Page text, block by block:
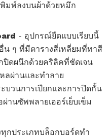
มพ์ลงบนผ้าด้วยหมึก
- อุปกรณ์ยืดแบบเรียบนี้
ๆ ที่มีตารางสี่เหลี่ยมที่ทาสี
ปิดผนึกด้วยคริลิคที่ชัดเจน
ลผ่านและทำลาย
บวนการเปียกและการปิดกั้น
านซัพพลายเออร์เย็บเข็ม
กประเภทบล็อกบอร์ดทำ